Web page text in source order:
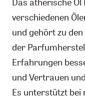
verschiedenen
und gehört zu
der
Erfahrungen
und Vertrauen
Es unterstützt bei